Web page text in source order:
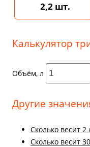
2,2 шт.
Калькулятор
Объём, л
Другие
Cколько весит
Cколько весит